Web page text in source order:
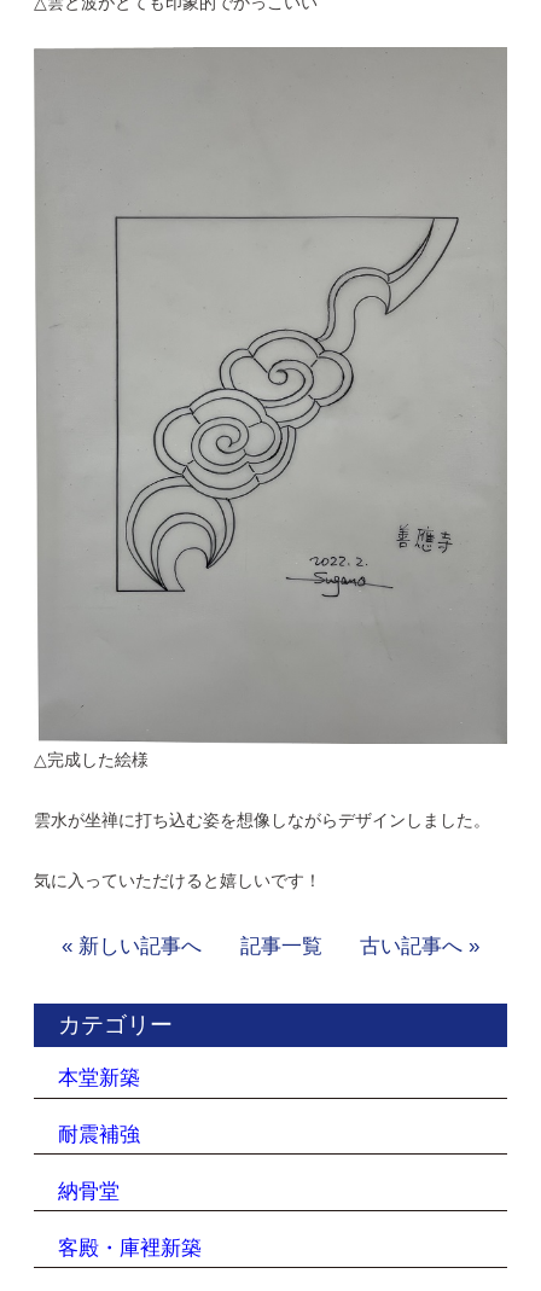
△完成した絵様
雲水が坐禅に打ち込む姿を想像しながらデザインしました。
気に入っていただけると嬉しいです！
« 新しい記事へ 記事一覧 古い記事へ »
カテゴリー
本堂新築
耐震補強
納骨堂
客殿・庫裡新築